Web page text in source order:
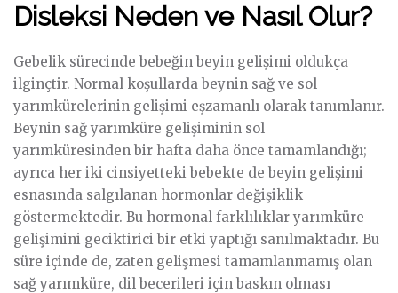
Disleksi Neden ve Nasıl Olur?
Gebelik sürecinde bebeğin beyin gelişimi oldukça
ilginçtir. Normal koşullarda beynin sağ ve sol
yarımkürelerinin gelişimi eşzamanlı olarak tanımlanır.
Beynin sağ yarımküre gelişiminin sol
yarımküresinden bir hafta daha önce tamamlandığı;
ayrıca her iki cinsiyetteki bebekte de beyin gelişimi
esnasında salgılanan hormonlar değişiklik
göstermektedir. Bu hormonal farklılıklar yarımküre
gelişimini geciktirici bir etki yaptığı sanılmaktadır. Bu
süre içinde de, zaten gelişmesi tamamlanmamış olan
sağ yarımküre, dil becerileri için baskın olması